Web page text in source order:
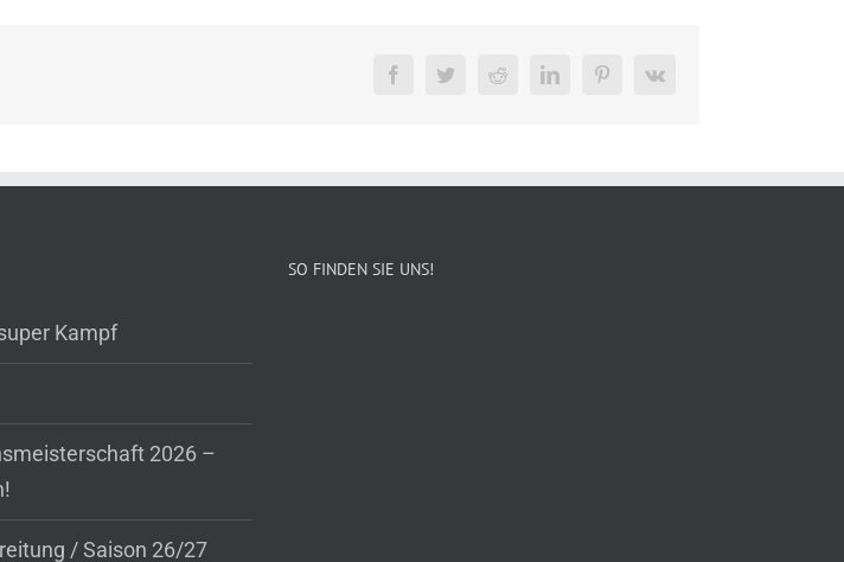
FacebookTwitterRedditLinkedInPinterestVk
Kampf
2026 –
/ Saison 26/27
SO FINDEN SIE UNS!